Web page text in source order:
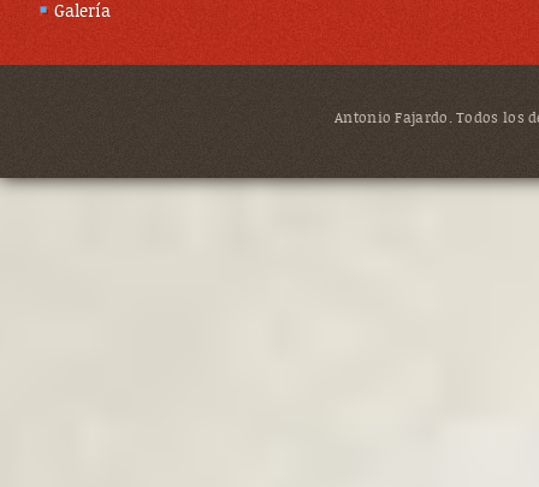
Galería
Antonio Fajardo. Todos los